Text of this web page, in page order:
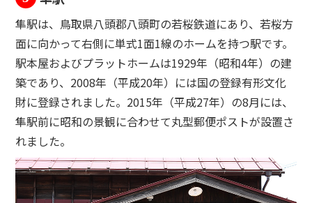
隼駅は、鳥取県八頭郡八頭町の若桜鉄道にあり、若桜方
面に向かって右側に単式1面1線のホームを持つ駅です。
駅本屋およびプラットホームは1929年（昭和4年）の建
築であり、2008年（平成20年）には国の登録有形文化
財に登録されました。2015年（平成27年）の8月には、
隼駅前に昭和の景観に合わせて丸型郵便ポストが設置さ
れました。